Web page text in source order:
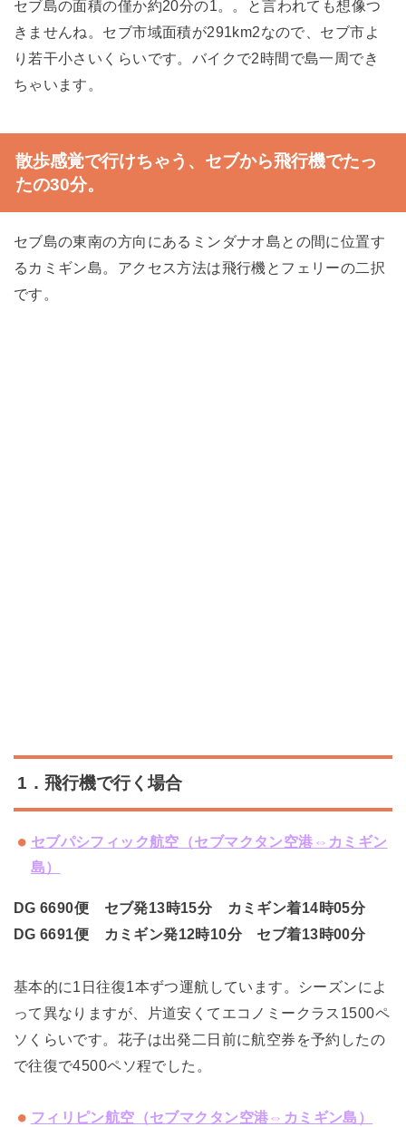
セブ島の面積の僅か約20分の1。。と言われても想像つ
きませんね。セブ市域面積が291km2なので、セブ市よ
り若干小さいくらいです。バイクで2時間で島一周でき
ちゃいます。
散歩感覚で行けちゃう、セブから飛行機でたっ
たの30分。
セブ島の東南の方向にあるミンダナオ島との間に位置す
るカミギン島。アクセス方法は飛行機とフェリーの二択
です。
1．飛行機で行く場合
セブパシフィック航空（セブマクタン空港 ⇔カミギン
島）
DG 6690便 セブ発13時15分 カミギン着14時05分
DG 6691便 カミギン発12時10分 セブ着13時00分
基本的に1日往復1本ずつ運航しています。シーズンによ
って異なりますが、片道安くてエコノミークラス1500ペ
ソくらいです。花子は出発二日前に航空券を予約したの
で往復で4500ペソ程でした。
フィリピン航空（セブマクタン空港⇔カミギン島）